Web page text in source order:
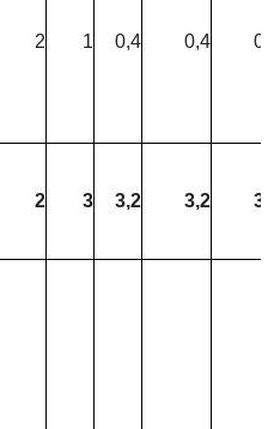
2 1 0,4 0,4 0,4
2 3 3,2 3,2 3,2